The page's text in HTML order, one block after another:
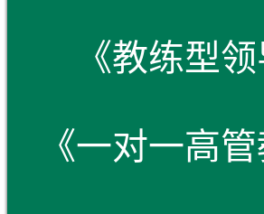
《教练型领
《一对一高管